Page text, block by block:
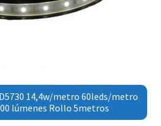
14,4w/metro 60leds/metro
lúmenes Rollo 5metros